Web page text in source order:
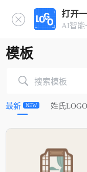
打开
AI智能
模板
搜索模板
最新 NEW 姓氏LOGO